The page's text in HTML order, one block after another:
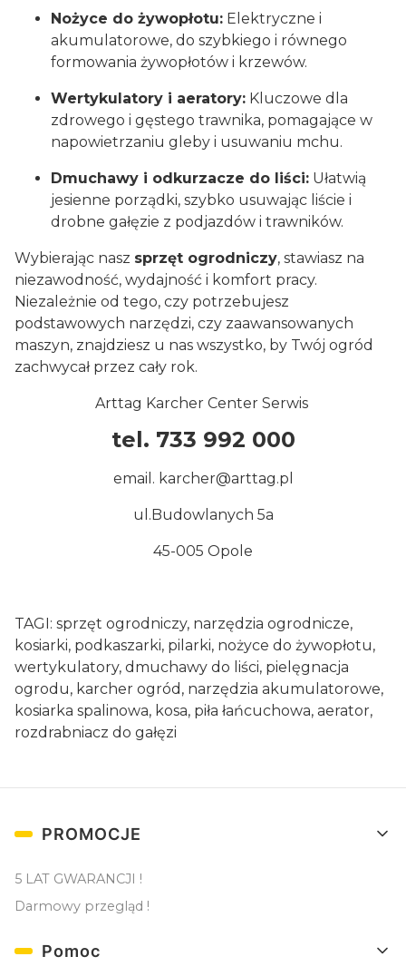
Nożyce do żywopłotu: Elektryczne i
akumulatorowe, do szybkiego i równego
formowania żywopłotów i krzewów.
Wertykulatory i aeratory: Kluczowe dla
zdrowego i gęstego trawnika, pomagające w
napowietrzaniu gleby i usuwaniu mchu.
Dmuchawy i odkurzacze do liści: Ułatwią
jesienne porządki, szybko usuwając liście i
drobne gałęzie z podjazdów i trawników.
Wybierając nasz sprzęt ogrodniczy, stawiasz na
niezawodność, wydajność i komfort pracy.
Niezależnie od tego, czy potrzebujesz
podstawowych narzędzi, czy zaawansowanych
maszyn, znajdziesz u nas wszystko, by Twój ogród
zachwycał przez cały rok.
Arttag Karcher Center Serwis
tel. 733 992 000
email. karcher@arttag.pl
ul.Budowlanych 5a
45-005 Opole
TAGI: sprzęt ogrodniczy, narzędzia ogrodnicze,
kosiarki, podkaszarki, pilarki, nożyce do żywopłotu,
wertykulatory, dmuchawy do liści, pielęgnacja
ogrodu, karcher ogród, narzędzia akumulatorowe,
kosiarka spalinowa, kosa, piła łańcuchowa, aerator,
rozdrabniacz do gałęzi
Linki w stopce
PROMOCJE
5 LAT GWARANCJI !
Darmowy przegląd !
Pomoc